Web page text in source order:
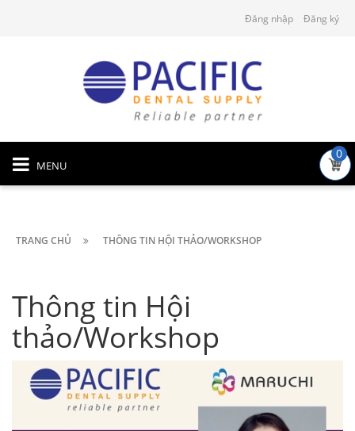
Đăng nhập Đăng ký
MENU
0
TRANG CHỦ THÔNG TIN HỘI THẢO/WORKSHOP
Thông tin Hội
thảo/Workshop